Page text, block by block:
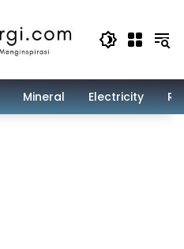
Mineral Electricity